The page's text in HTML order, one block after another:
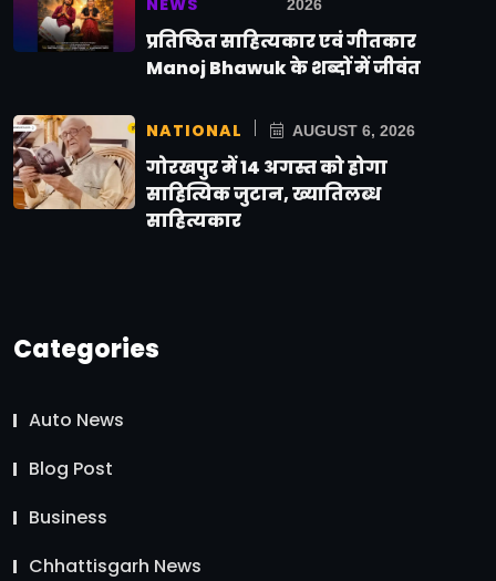
NEWS
2026
प्रतिष्ठित साहित्यकार एवं गीतकार
Manoj Bhawuk के शब्दों में जीवंत
NATIONAL AUGUST 6, 2026
गोरखपुर में 14 अगस्त को होगा
साहित्यिक जुटान, ख्यातिलब्ध
साहित्यकार
Categories
Auto News
Blog Post
Business
Chhattisgarh News